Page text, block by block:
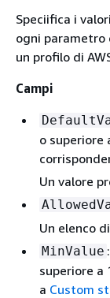
Speciifica i
ogni parametro
un profilo di
Campi
o superiore
Un valore
Un elenco
MinValue
superiore a
a Custom